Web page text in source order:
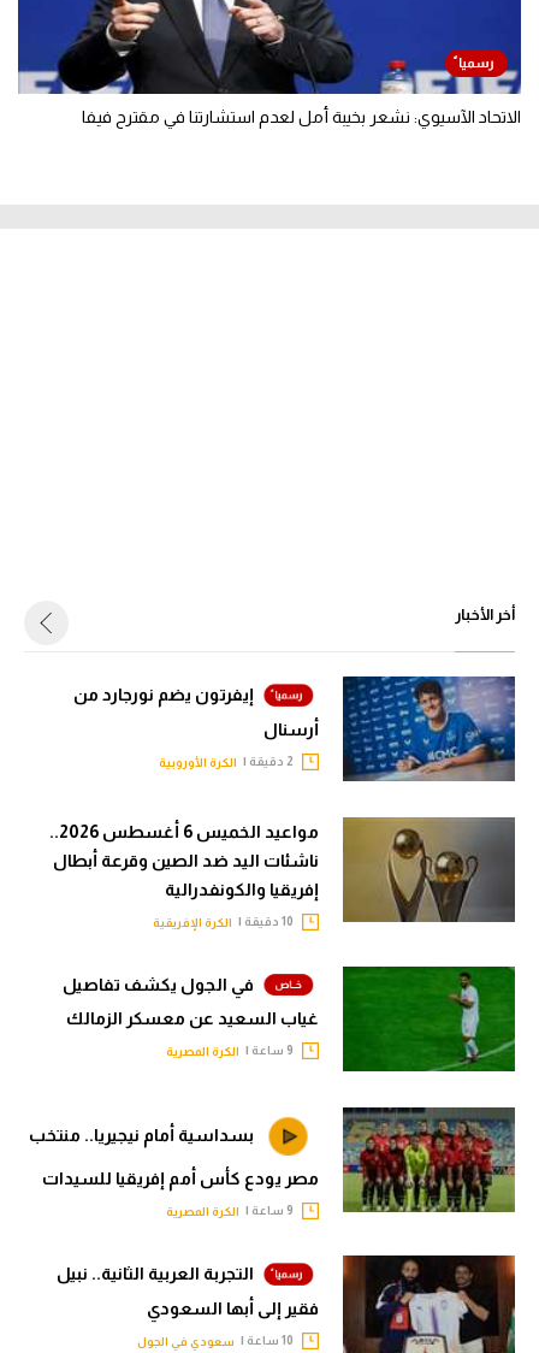
الاتحاد الآسيوي: نشعر بخيبة أمل لعدم استشارتنا في مقترح فيفا
أخر الأخبار
إيفرتون يضم نورجارد من
أرسنال
الكرة الأوروبية
مواعيد الخميس 6 أغسطس 2026..
ناشئات اليد ضد الصين وقرعة أبطال
إفريقيا والكونفدرالية
الكرة الإفريقية
في الجول يكشف تفاصيل
غياب السعيد عن معسكر الزمالك
الكرة المصرية
بسداسية أمام نيجيريا.. منتخب
مصر يودع كأس أمم إفريقيا للسيدات
الكرة المصرية
التجربة العربية الثانية.. نبيل
فقير إلى أبها السعودي
سعودي في الجول